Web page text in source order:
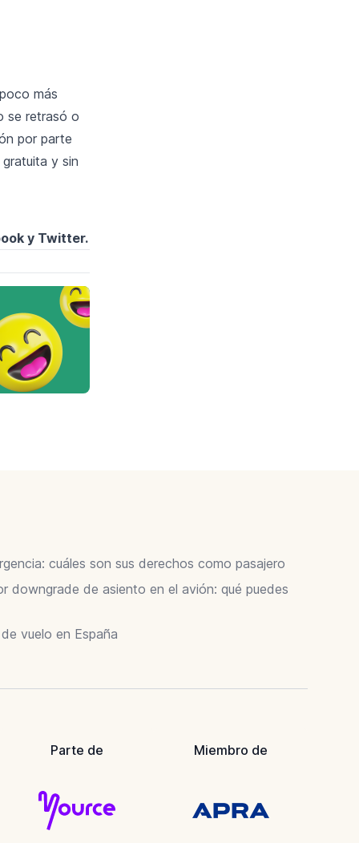
más
se retrasó o
por parte
y sin
y Twitter.
cuáles son sus derechos como pasajero
downgrade de asiento en el avión: qué puedes
vuelo en España
Parte de Miembro de